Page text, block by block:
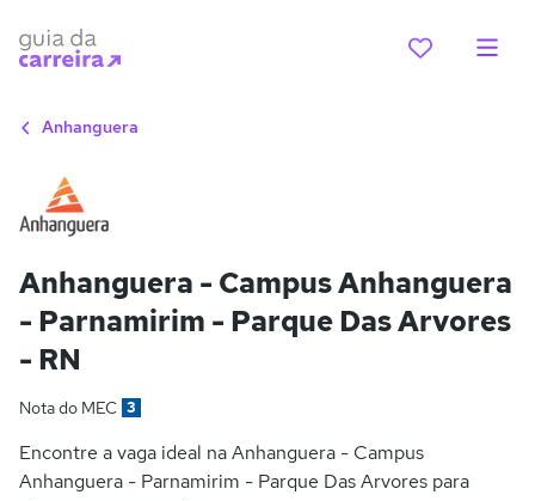
Anhanguera
Anhanguera - Campus Anhanguera
- Parnamirim - Parque Das Arvores
- RN
Nota do MEC 3
Encontre a vaga ideal na Anhanguera - Campus
Anhanguera - Parnamirim - Parque Das Arvores para